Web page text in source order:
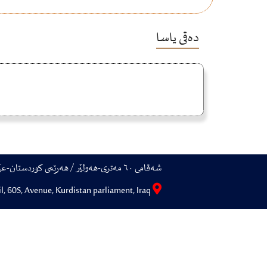
دەقی یاسا
شەقامی ٦٠ مەتری-هەولێر / هەرێمی کوردستان-عێراق